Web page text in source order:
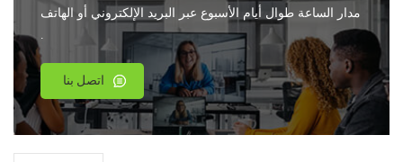
مدار الساعة طوال أيام الأسبوع عبر البريد الإلكتروني أو الهاتف
اتصل بنا